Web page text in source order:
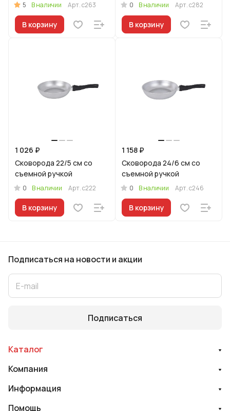
5 В наличии Арт.с263
В корзину
0 В наличии Арт.с282
В корзину
1 026 ₽
Сковорода 22/5 см со
съемной ручкой
0 В наличии Арт.с222
В корзину
1 158 ₽
Сковорода 24/6 см со
съемной ручкой
0 В наличии Арт.с246
В корзину
Подписаться на новости и акции
Подписаться
Каталог
Компания
Информация
Помощь